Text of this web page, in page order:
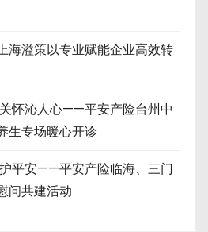
海溢策以专业赋能企业高效转
怀沁人心——平安产险台州中
生专场暖心开诊
平安——平安产险临海、三门
问共建活动